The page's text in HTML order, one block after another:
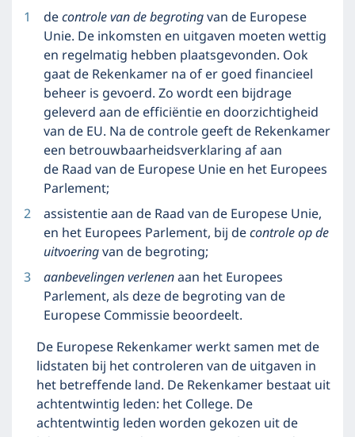
decontrole van de begrotingvan de Europese
Unie. De inkomsten en uitgaven moeten wettig
en regelmatig hebben plaatsgevonden. Ook
gaat de Rekenkamer na of er goed financieel
beheer is gevoerd. Zo wordt een bijdrage
geleverd aan de efficiëntie en doorzichtigheid
van de EU. Na de controle geeft de Rekenkamer
een betrouwbaarheidsverklaring af aan
de Raad van de Europese Unie en het Europees
Parlement;
assistentie aan de Raad van de Europese Unie,
en het Europees Parlement, bij decontrole op de
uitvoeringvan de begroting;
aanbevelingen verlenenaan het Europees
Parlement, als deze de begroting van de
Europese Commissie beoordeelt.
De Europese Rekenkamer werkt samen met de
lidstaten bij het controleren van de uitgaven in
het betreffende land. De Rekenkamer bestaat uit
achtentwintig leden: het College. De
achtentwintig leden worden gekozen uit de